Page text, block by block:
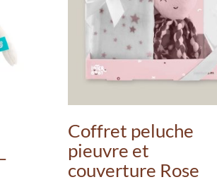
Coffret peluche
pieuvre et
couverture Rose